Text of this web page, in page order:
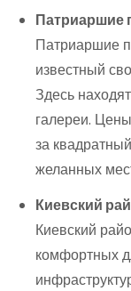
Патриаршие
Патриаршие
известный
Здесь
галереи.
за
желанных
Киевский
Киевский
комфортных